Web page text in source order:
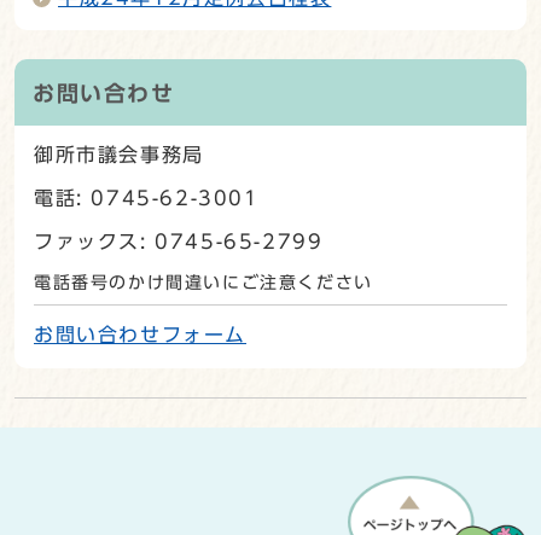
お問い合わせ
御所市議会事務局
電話: 0745-62-3001
ファックス: 0745-65-2799
電話番号のかけ間違いにご注意ください
お問い合わせフォーム